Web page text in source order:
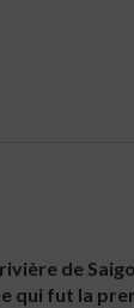
de
qui fut la